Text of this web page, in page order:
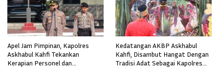
Apel Jam Pimpinan, Kapolres
Askhabul Kahfi Tekankan
Kerapian Personel dan
Kedatangan AKBP Askhabul
Kahfi, Disambut Hangat Dengan
Tradisi Adat Sebagai Kapolres